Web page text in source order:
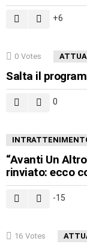
6
0 Votes
Salta il
0
“Avanti Un
rinviato: ecco
-15
16 Votes